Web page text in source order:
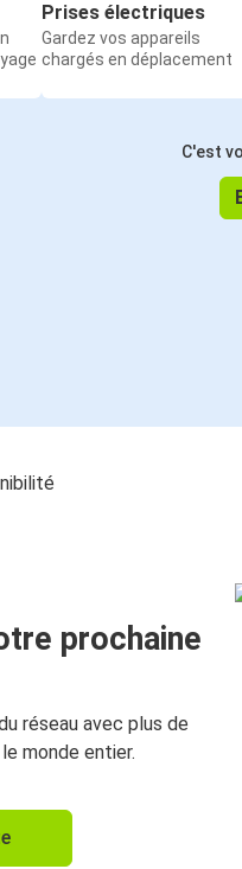
Prises électriques
Gardez vos appareils
chargés en déplacement
C'est
prochaine
réseau avec plus de
monde entier.